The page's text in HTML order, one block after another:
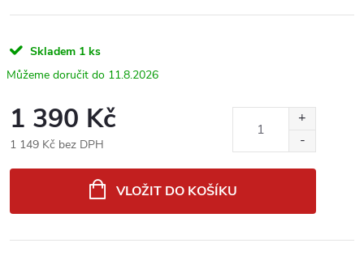
Skladem 1 ks
11.8.2026
1 390 Kč
1 149 Kč bez DPH
VLOŽIT DO KOŠÍKU